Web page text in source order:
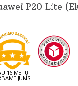
P20 Lite
16 METŲ
JUMS!